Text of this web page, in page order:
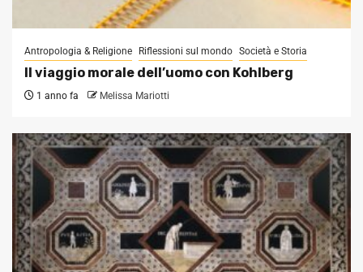
Antropologia & Religione Riflessioni sul mondo Società e Storia
Il viaggio morale dell’uomo con Kohlberg
1 anno fa Melissa Mariotti